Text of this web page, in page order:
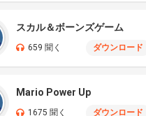
スカル＆ボーンズゲーム
659 聞く ダウンロード
Mario Power Up
1675 聞く ダウンロード